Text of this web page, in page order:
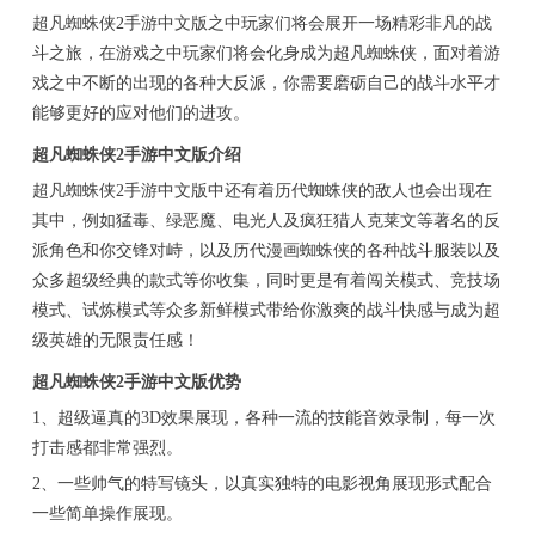
超凡蜘蛛侠2手游中文版之中玩家们将会展开一场精彩非凡的战
斗之旅，在游戏之中玩家们将会化身成为超凡蜘蛛侠，面对着游
戏之中不断的出现的各种大反派，你需要磨砺自己的战斗水平才
能够更好的应对他们的进攻。
超凡蜘蛛侠2手游中文版介绍
超凡蜘蛛侠2手游中文版中还有着历代蜘蛛侠的敌人也会出现在
其中，例如猛毒、绿恶魔、电光人及疯狂猎人克莱文等著名的反
派角色和你交锋对峙，以及历代漫画蜘蛛侠的各种战斗服装以及
众多超级经典的款式等你收集，同时更是有着闯关模式、竞技场
模式、试炼模式等众多新鲜模式带给你激爽的战斗快感与成为超
级英雄的无限责任感！
超凡蜘蛛侠2手游中文版优势
1、超级逼真的3D效果展现，各种一流的技能音效录制，每一次
打击感都非常强烈。
2、一些帅气的特写镜头，以真实独特的电影视角展现形式配合
一些简单操作展现。